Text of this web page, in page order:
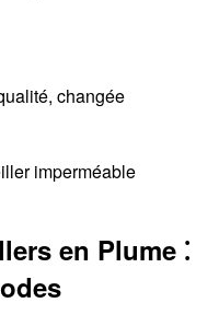
changée
imperméable
en Plume ⁚